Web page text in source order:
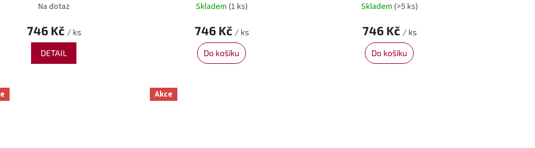
Na dotaz
746 Kč / ks
DETAIL
Skladem (1 ks)
746 Kč / ks
Do košíku
Skladem (>5 ks)
746 Kč / ks
Do košíku
Akce